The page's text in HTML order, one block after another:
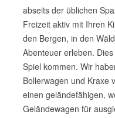
abseits der üblichen
Freizeit aktiv mit Ihren
den Bergen, in den
Abenteuer erleben.
Spiel kommen. Wir
Bollerwagen und Kraxe
einen geländefähigen,
Geländewagen für